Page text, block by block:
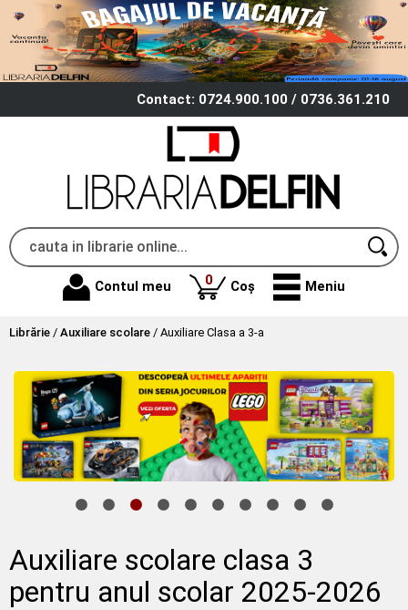
Contact: 0724.900.100 / 0736.361.210
Contul meu 0produse
Coș Meniu
Librărie / Auxiliare scolare / Auxiliare Clasa a 3-a
Auxiliare scolare clasa 3
pentru anul scolar 2025-2026